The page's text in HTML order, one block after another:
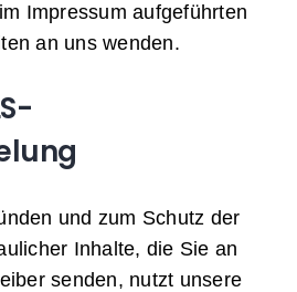
Impressum aufgeführten
an uns wenden.
und zum Schutz der
Inhalte, die Sie an
senden, nutzt unsere